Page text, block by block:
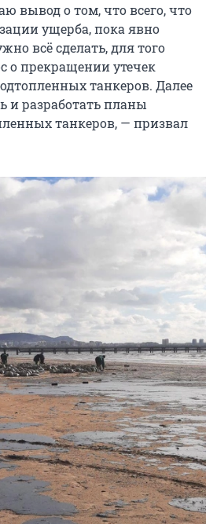
вывод о том, что всего, что
ущерба, пока явно
всё сделать, для того
о прекращении утечек
танкеров. Далее
и разработать планы
танкеров, — призвал